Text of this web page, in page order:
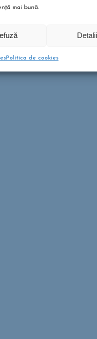
mai bună.
Detalii
Politica de cookies